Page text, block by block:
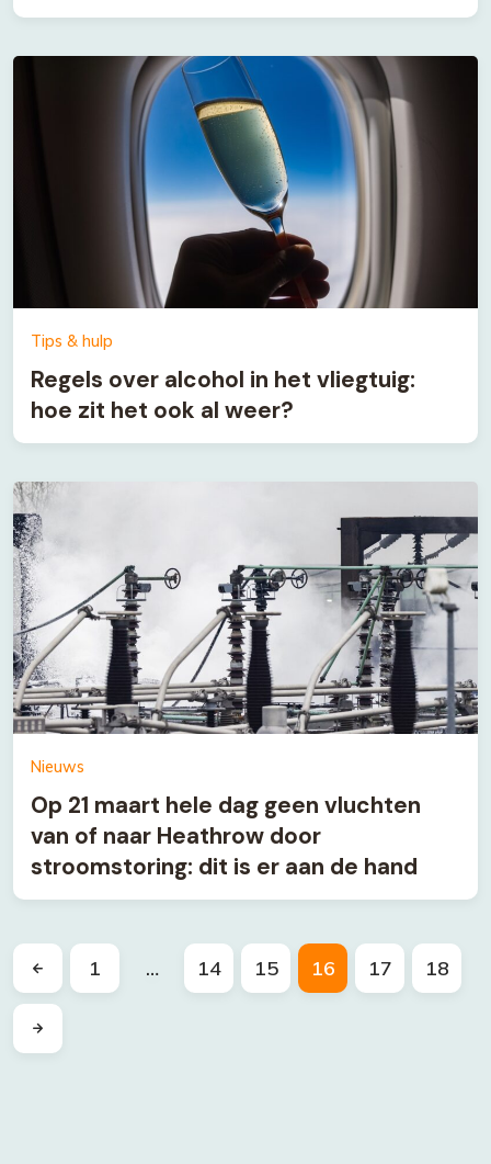
Tips & hulp
Regels over alcohol in het vliegtuig:
hoe zit het ook al weer?
Nieuws
Op 21 maart hele dag geen vluchten
van of naar Heathrow door
stroomstoring: dit is er aan de hand
1 … 14 15 16 17 18